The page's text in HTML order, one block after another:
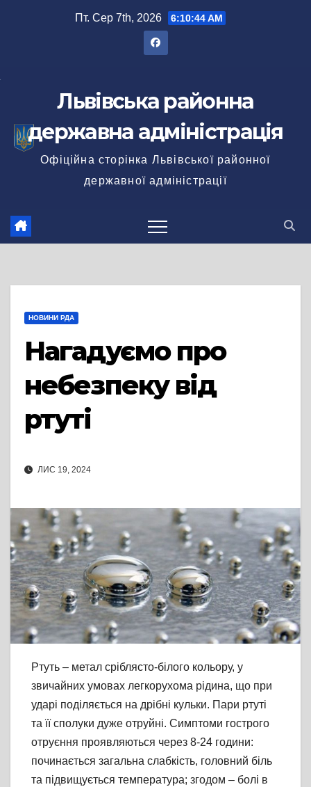
Пт. Сер 7th, 2026 6:10:45 AM
Львівська районна
державна адміністрація
Офіційна сторінка Львівської районної
державної адміністрації
НОВИНИ РДА
Нагадуємо про
небезпеку від
ртуті
ЛИС 19, 2024
Ртуть – метал сріблясто-білого кольору, у
звичайних умовах легкорухома рідина, що при
ударі поділяється на дрібні кульки. Пари ртуті
та її сполуки дуже отруйні. Симптоми гострого
отруєння проявляються через 8-24 години:
починається загальна слабкість, головний біль
та підвищується температура; згодом – болі в